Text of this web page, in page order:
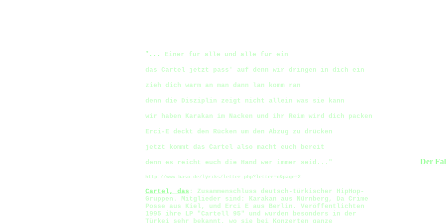
" ... Einer für alle und alle für ein
das Cartel jetzt pass' auf denn wir dringen in dich ein
zieh dich warm an man dann lan komm ran
denn die Disziplin zeigt nicht allein was sie kann
wir haben Karakan im Nacken und ihr Reim wird dich packen
Erci-E deckt den Rücken um den Abzug zu drücken
jetzt kommt das Cartel also macht euch bereit
denn es reicht euch die Hand wer immer seid..."
http://www.basc.de/lyriks/letter.php?letter=c&page=2
Cartel, das : Zusammenschluss deutsch-türkischer HipHop-
Gruppen. Mitglieder sind: Karakan aus Nürnberg, Da Crime
Posse aus Kiel, und Erci E aus Berlin. Veröffentlichten
1995 ihre LP "Cartell 95" und wurden besonders in der
Türkei sehr bekannt, wo sie bei Konzerten ganze
Der